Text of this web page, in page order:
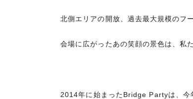
北側エリアの開放、過去最大規模のフ
会場に広がったあの笑顔の景色は、私
2014年に始まったBridge Partyは、今